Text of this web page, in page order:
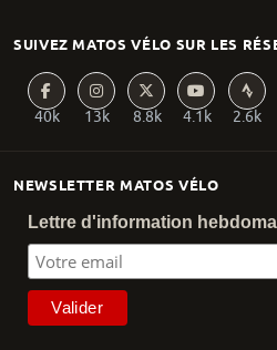
NEWSLETTER MATOS VÉLO
Lettre d'information
SUIVEZ MATOS VÉLO SUR LES
40k 13k 8.8k 4.1k 2.6k